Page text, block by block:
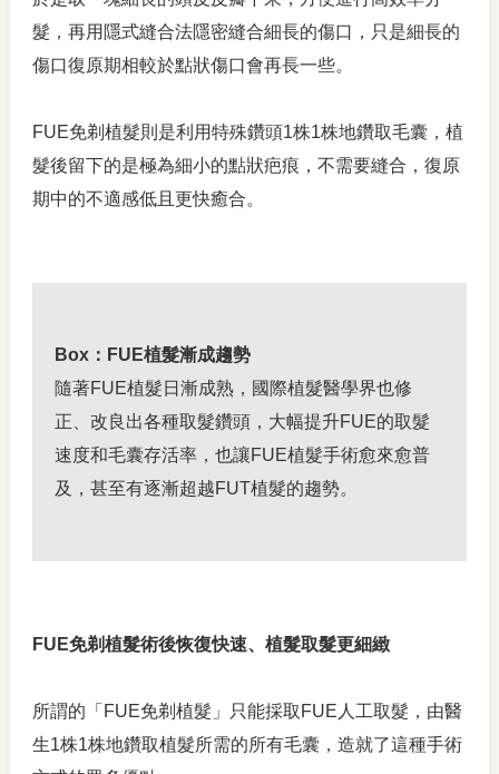
髮，再用隱式縫合法隱密縫合細長的傷口，只是細長的
傷口復原期相較於點狀傷口會再長一些。
FUE免剃植髮則是利用特殊鑽頭1株1株地鑽取毛囊，植
髮後留下的是極為細小的點狀疤痕，不需要縫合，復原
期中的不適感低且更快癒合。
Box：FUE植髮漸成趨勢
隨著FUE植髮日漸成熟，國際植髮醫學界也修
正、改良出各種取髮鑽頭，大幅提升FUE的取髮
速度和毛囊存活率，也讓FUE植髮手術愈來愈普
及，甚至有逐漸超越FUT植髮的趨勢。
FUE免剃植髮術後恢復快速、植髮取髮更細緻
所謂的「FUE免剃植髮」只能採取FUE人工取髮，由醫
生1株1株地鑽取植髮所需的所有毛囊，造就了這種手術